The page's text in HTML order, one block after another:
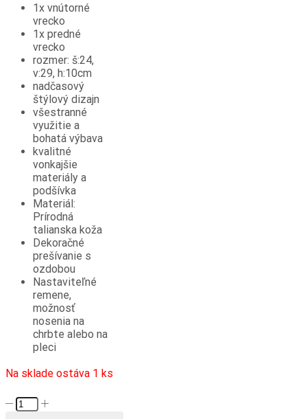
1x vnútorné
vrecko
1x predné
vrecko
rozmer: š:24,
v:29, h:10cm
nadčasový
štýlový dizajn
všestranné
využitie a
bohatá výbava
kvalitné
vonkajšie
materiály a
podšívka
Materiál:
Prírodná
talianska koža
Dekoračné
prešívanie s
ozdobou
Nastaviteľné
remene,
možnosť
nosenia na
chrbte alebo na
pleci
Na sklade ostáva 1 ks
množstvo